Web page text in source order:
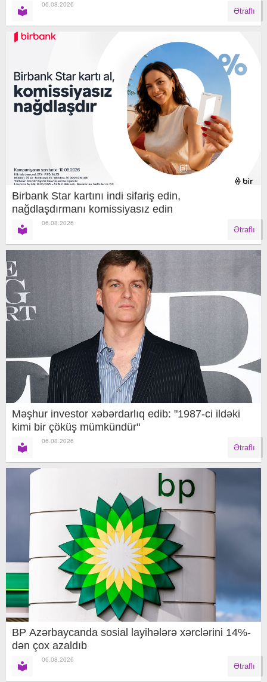
06.08.2026
Ətraflı
Birbank Star kartını indi sifariş edin,
nağdlaşdırmanı komissiyasız edin
06.08.2026
Ətraflı
Məşhur investor xəbərdarlıq edib: "1987-ci ildəki
kimi bir çöküş mümkündür"
06.08.2026
Ətraflı
BP Azərbaycanda sosial layihələrə xərclərini 14%-
dən çox azaldıb
06.08.2026
Ətraflı